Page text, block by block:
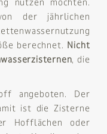
der jährlichen
berechnet. Nicht
, die
angeboten. Der
ist die Zisterne
Hofflächen oder